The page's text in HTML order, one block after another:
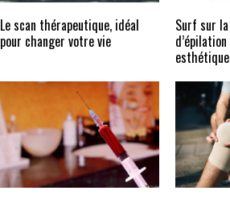
Le scan thérapeutique, idéal
pour changer votre vie
Surf sur
esthétique